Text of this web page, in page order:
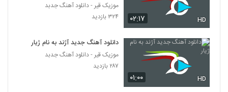
356
Mehdi Hashemi Naya Samtam
۳۹۵ بازدید
موزیک زیبای قصه عشق از حامد صفاپور
دانلود آهنگ یاسر ملک به من پشت کردی
۰۲:۱۷ HD
موزیک قیر - دانلود آهنگ جدبد
۳۲۴ بازدید
۰۱:۰۰ HD
دانلود آهنگ جدید آژند به نام ژیار
موزیک قیر - دانلود آهنگ جدبد
۲۸۷ بازدید